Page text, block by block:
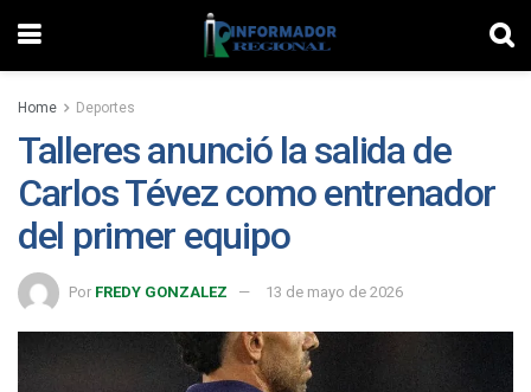
Home Deportes
Talleres anunció la salida de
Carlos Tévez como entrenador
del primer equipo
Por FREDY GONZALEZ 13 de mayo de 2026